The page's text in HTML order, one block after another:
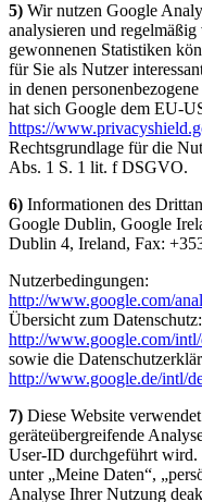
5) Wir nutzen Google
analysieren und
gewonnenen Statistiken
für Sie als Nutzer
in denen
hat sich Google dem EU-
https://
Rechtsgrundlage für die
Abs. 1 S. 1 lit. f DSGVO.
6) Informationen des
Google Dublin, Google
Dublin 4, Ireland, Fax:
Nutzerbedingungen:
http://www.google.com/
Übersicht zum Datenschutz:
http://www.google.com/
sowie die
http://www.google.de/intl/
7) Diese Website
geräteübergreifende
User-ID durchgeführt
unter „Meine Daten“,
Analyse Ihrer Nutzung